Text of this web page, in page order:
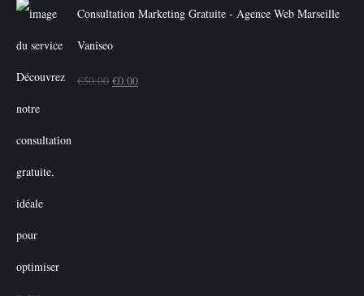
Consultation Marketing Gratuite - Agence Web Marseille
Vaniseo
€50.00 Le
€0.00Le